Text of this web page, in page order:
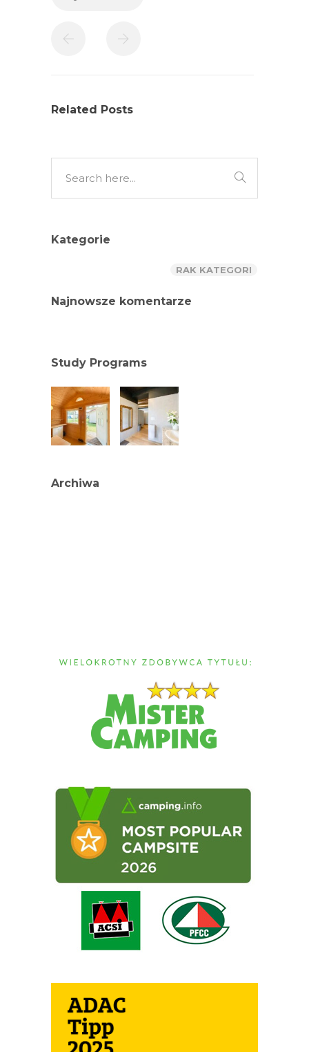
Related Posts
Kategorie
RAK KATEGORI
Najnowsze komentarze
Study Programs
Archiwa